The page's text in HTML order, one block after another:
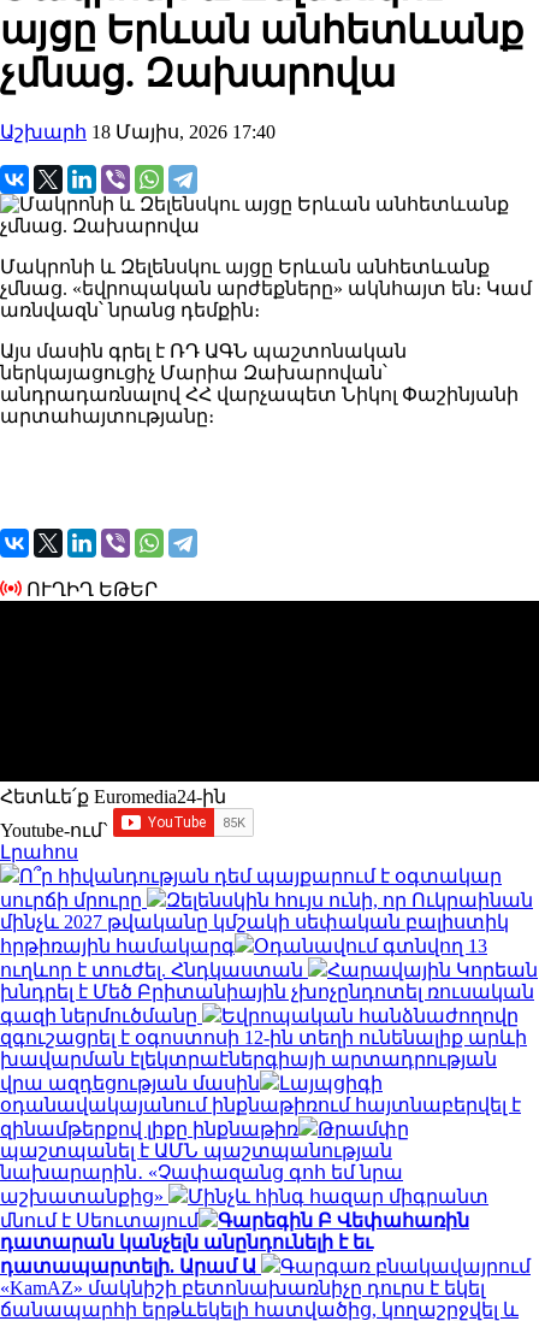
այցը Երևան անհետևանք
չմնաց. Զախարովա
Աշխարհ 18 Մայիս, 2026 17:40
Մակրոնի և Զելենսկու այցը Երևան անհետևանք
չմնաց. «եվրոպական արժեքները» ակնհայտ են։ Կամ
առնվազն՝ նրանց դեմքին։
Այս մասին գրել է ՌԴ ԱԳՆ պաշտոնական
ներկայացուցիչ Մարիա Զախարովան՝
անդրադառնալով ՀՀ վարչապետ Նիկոլ Փաշինյանի
արտահայտությանը։
ՈՒՂԻՂ ԵԹԵՐ
Հետևե՛ք Euromedia24-ին
Youtube-ում`
Լրահոս
Ո՞ր հիվանդության դեմ պայքարում է օգտակար
սուրճի մրուրը
Զելենսկին հույս ունի, որ Ուկրաինան
մինչև 2027 թվականը կմշակի սեփական բալիստիկ
հրթիռային համակարգ
Օդանավում գտնվող 13
ուղևոր է տուժել. Հնդկաստան
Հարավային Կորեան
խնդրել է Մեծ Բրիտանիային չխոչընդոտել ռուսական
գազի ներմուծմանը
Եվրոպական հանձնաժողովը
զգուշացրել է օգոստոսի 12-ին տեղի ունենալիք արևի
խավարման էլեկտրաէներգիայի արտադրության
վրա ազդեցության մասին
Լայպցիգի
օդանավակայանում ինքնաթիռում հայտնաբերվել է
զինամթերքով լիքը ինքնաթիռ
Թրամփը
պաշտպանել է ԱՄՆ պաշտպանության
նախարարին․ «Չափազանց գոհ եմ նրա
աշխատանքից»
Մինչև հինգ հազար միգրանտ
մնում է Սեուտայում
Գարեգին Բ Վեփահառին
դատարան կանչելն անընդունելի է եւ
դատապարտելի. Արամ Ա
Գարգառ բնակավայրում
«KamAZ» մակնիշի բետոնախառնիչը դուրս է եկել
ճանապարհի երթևեկելի հատվածից, կողաշրջվել և